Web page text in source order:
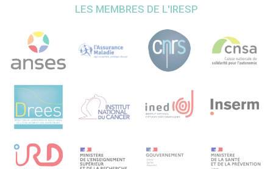
LES MEMBRES DE L'IRESP